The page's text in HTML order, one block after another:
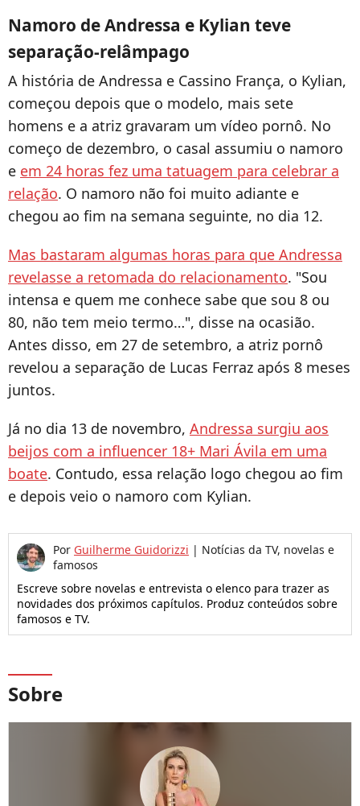
Namoro de Andressa e Kylian teve
separação-relâmpago
A história de Andressa e Cassino França, o Kylian,
começou depois que o modelo, mais sete
homens e a atriz gravaram um vídeo pornô. No
começo de dezembro, o casal assumiu o namoro
e em 24 horas fez uma tatuagem para celebrar a
relação. O namoro não foi muito adiante e
chegou ao fim na semana seguinte, no dia 12.
Mas bastaram algumas horas para que Andressa
revelasse a retomada do relacionamento. "Sou
intensa e quem me conhece sabe que sou 8 ou
80, não tem meio termo…", disse na ocasião.
Antes disso, em 27 de setembro, a atriz pornô
revelou a separação de Lucas Ferraz após 8 meses
juntos.
Já no dia 13 de novembro, Andressa surgiu aos
beijos com a influencer 18+ Mari Ávila em uma
boate. Contudo, essa relação logo chegou ao fim
e depois veio o namoro com Kylian.
Por Guilherme Guidorizzi | Notícias da TV, novelas e
famosos
Escreve sobre novelas e entrevista o elenco para trazer as
novidades dos próximos capítulos. Produz conteúdos sobre
famosos e TV.
Sobre